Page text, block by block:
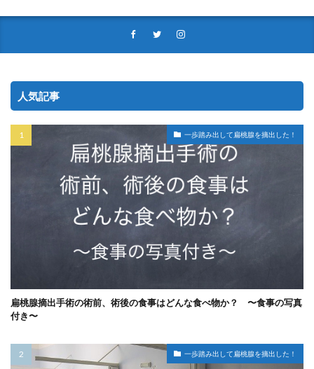
人気記事
一歩踏み出して扁桃腺を摘出した！
扁桃腺摘出手術の術前、術後の食事はどんな食べ物か？ 〜食事の写真
付き〜
一歩踏み出して扁桃腺を摘出した！